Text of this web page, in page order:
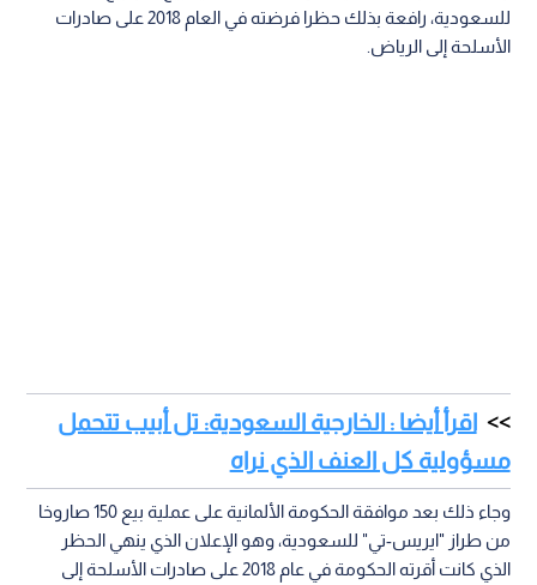
للسعودية، رافعة بذلك حظرا فرضته في العام 2018 على صادرات
الأسلحة إلى الرياض.
اقرأ أيضا : الخارجية السعودية: تل أبيب تتحمل
مسؤولية كل العنف الذي نراه
وجاء ذلك بعد موافقة الحكومة الألمانية على عملية بيع 150 صاروخا
من طراز "ايريس-تي" للسعودية، وهو الإعلان الذي ينهي الحظر
الذي كانت أقرته الحكومة في عام 2018 على صادرات الأسلحة إلى